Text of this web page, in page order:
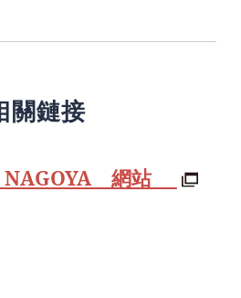
關鏈接
NAGOYA 網站